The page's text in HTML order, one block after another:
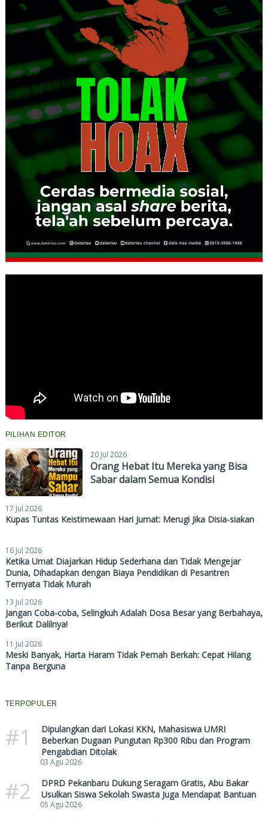
PILIHAN EDITOR
20 Jul 2026
Orang Hebat Itu Mereka yang Bisa
Sabar dalam Semua Kondisi
17 Jul 2026
Kupas Tuntas Keistimewaan Hari Jumat: Merugi Jika Disia-siakan
16 Jul 2026
Ketika Umat Diajarkan Hidup Sederhana dan Tidak Mengejar
Dunia, Dihadapkan dengan Biaya Pendidikan di Pesantren
Ternyata Tidak Murah
13 Jul 2026
Jangan Coba-coba, Selingkuh Adalah Dosa Besar yang Berbahaya,
Berikut Dalilnya!
11 Jul 2026
Meski Banyak, Harta Haram Tidak Pernah Berkah: Cepat Hilang
Tanpa Berguna
TERPOPULER
#1
Dipulangkan dari Lokasi KKN, Mahasiswa UMRI
Beberkan Dugaan Pungutan Rp300 Ribu dan Program
Pengabdian Ditolak
03 Agu 2026
#2
DPRD Pekanbaru Dukung Seragam Gratis, Abu Bakar
Usulkan Siswa Sekolah Swasta Juga Mendapat Bantuan
05 Agu 2026